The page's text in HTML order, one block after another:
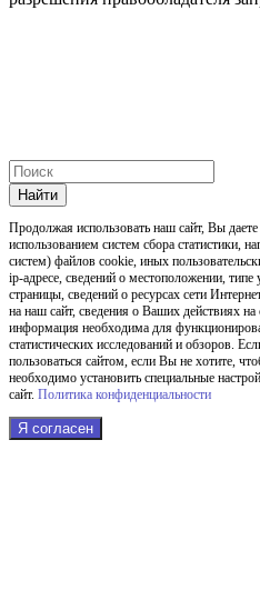
Найти
Продолжая использовать наш cайт, Вы даете
использованием систем сбора статистики,
систем) файлов cookie, иных
ip-адресе, сведений о местоположении,
страницы, сведений о ресурсах сети
на наш сайт, сведения о Ваших действиях
информация необходима для
статистических исследований и обзоров.
пользоваться сайтом, если Вы не хотите,
необходимо установить специальные
сайт. Политика конфиденциальности
Я согласен